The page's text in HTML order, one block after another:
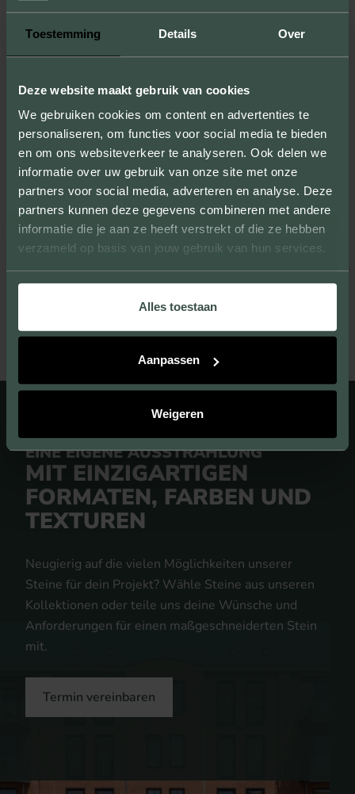
Toestemming Details Over
Deze website maakt gebruik van cookies
We gebruiken cookies om content en advertenties te
personaliseren, om functies voor social media te bieden
en om ons websiteverkeer te analyseren. Ook delen we
informatie over uw gebruik van onze site met onze
partners voor social media, adverteren en analyse. Deze
partners kunnen deze gegevens combineren met andere
informatie die je aan ze heeft verstrekt of die ze hebben
verzameld op basis van jouw gebruik van hun services.
Alles toestaan
Aanpassen
Weigeren
Durch die Anfertigung von Mustern zeigen
Texturen, sondern Sie können sich auch von
EINZIGARTIGES AUSSEHEN
Wir liefern Verblendziegel, die große und
einzigartiges Aussehen verleihen.
EINE EIGENE AUSSTRAHLUNG
MIT EINZIGARTIGEN
FORMATEN, FARBEN UND
TEXTUREN
Neugierig auf die vielen Möglichkeiten unserer
Steine für dein Projekt? Wähle Steine aus unseren
Kollektionen oder teile uns deine Wünsche und
Anforderungen für einen maßgeschneiderten Stein
mit.
Termin vereinbaren